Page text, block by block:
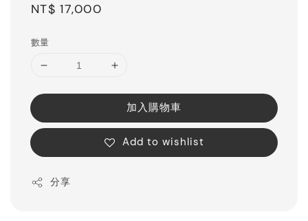
Regular
NT$ 17,000
數量
加入購物車
Add to wishlist
分享